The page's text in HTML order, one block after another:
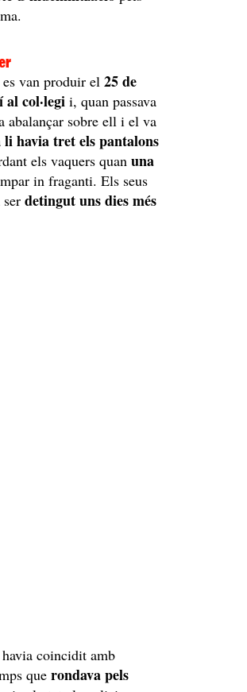
es van produir el25 de
al col·legi i, quan passava
abalançar sobre ell i el va
li havia tret els pantalons
els vaquers quanuna
in fraganti. Els seus
serdetingut uns dies més
coincidit amb
querondava pels